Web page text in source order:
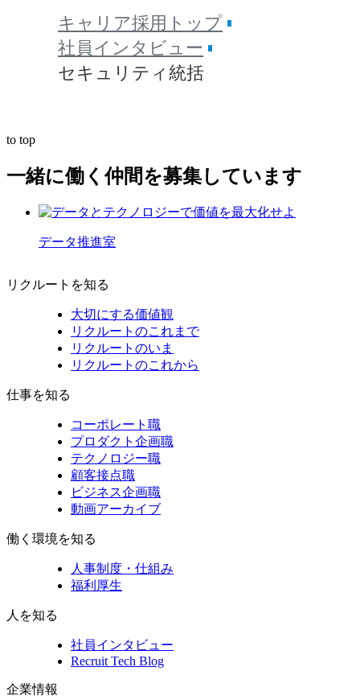
キャリア採用トップ
社員インタビュー
セキュリティ統括
to top
一緒に働く仲間を募集しています
データ推進室
リクルートを知る
大切にする価値観
リクルートのこれまで
リクルートのいま
リクルートのこれから
仕事を知る
コーポレート職
プロダクト企画職
テクノロジー職
顧客接点職
ビジネス企画職
動画アーカイブ
働く環境を知る
人事制度・仕組み
福利厚生
人を知る
社員インタビュー
Recruit Tech Blog
企業情報